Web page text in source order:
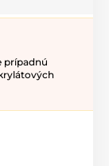
prípadnú